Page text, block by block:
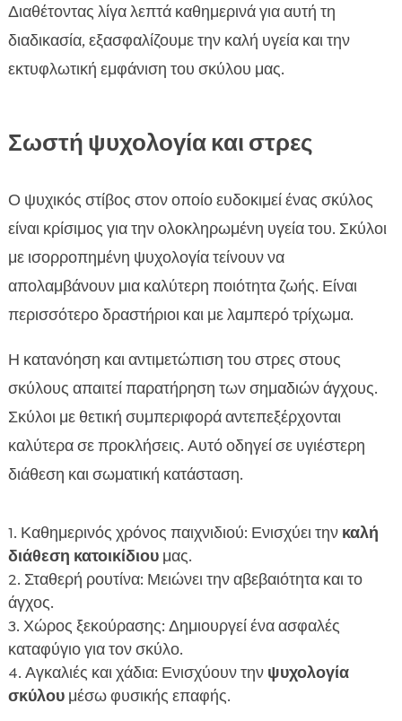
Διαθέτοντας λίγα λεπτά καθημερινά για αυτή τη
διαδικασία, εξασφαλίζουμε την καλή υγεία και την
εκτυφλωτική εμφάνιση του σκύλου μας.
Σωστή ψυχολογία και στρες
Ο ψυχικός στίβος στον οποίο ευδοκιμεί ένας σκύλος
είναι κρίσιμος για την ολοκληρωμένη υγεία του. Σκύλοι
με ισορροπημένη ψυχολογία τείνουν να
απολαμβάνουν μια καλύτερη ποιότητα ζωής. Είναι
περισσότερο δραστήριοι και με λαμπερό τρίχωμα.
Η κατανόηση και αντιμετώπιση του στρες στους
σκύλους απαιτεί παρατήρηση των σημαδιών άγχους.
Σκύλοι με θετική συμπεριφορά αντεπεξέρχονται
καλύτερα σε προκλήσεις. Αυτό οδηγεί σε υγιέστερη
διάθεση και σωματική κατάσταση.
Καθημερινός χρόνος παιχνιδιού: Ενισχύει την καλή
διάθεση κατοικίδιουμας.
Σταθερή ρουτίνα: Μειώνει την αβεβαιότητα και το
άγχος.
Χώρος ξεκούρασης: Δημιουργεί ένα ασφαλές
καταφύγιο για τον σκύλο.
Αγκαλιές και χάδια: Ενισχύουν την ψυχολογία
σκύλουμέσω φυσικής επαφής.